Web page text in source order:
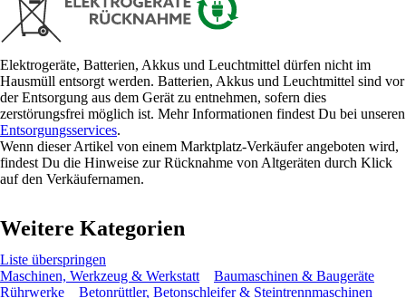
Elektrogeräte, Batterien, Akkus und Leuchtmittel dürfen nicht im
Hausmüll entsorgt werden. Batterien, Akkus und Leuchtmittel sind vor
der Entsorgung aus dem Gerät zu entnehmen, sofern dies
zerstörungsfrei möglich ist. Mehr Informationen findest Du bei unseren
Entsorgungsservices.
Wenn dieser Artikel von einem Marktplatz-Verkäufer angeboten wird,
findest Du die Hinweise zur Rücknahme von Altgeräten durch Klick
auf den Verkäufernamen.
Weitere Kategorien
Liste überspringen
Maschinen, Werkzeug & Werkstatt
Baumaschinen & Baugeräte
Rührwerke
Betonrüttler, Betonschleifer & Steintrennmaschinen